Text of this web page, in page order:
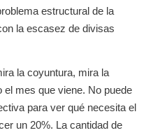
estructural de la
la escasez de divisas
la coyuntura, mira la
mes que viene. No puede
para ver qué necesita el
un 20%. La cantidad de